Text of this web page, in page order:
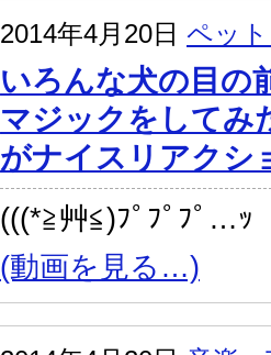
2014年4月20日 ペッ
いろんな犬の目の
マジックをしてみ
がナイスリアクシ
(((*≧艸≦)ﾌﾟﾌﾟﾌﾟ…ｯ
(動画を見る…)